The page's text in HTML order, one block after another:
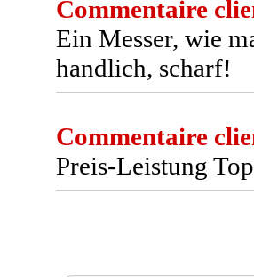
Commentaire
Ein Messer, wie
handlich, scharf!
Commentaire
Preis-Leistung